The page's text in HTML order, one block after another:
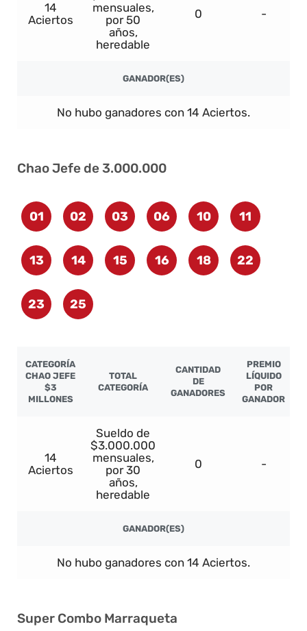
14
Aciertos
mensuales,
por 50
años,
heredable
0 -
GANADOR(ES)
No hubo ganadores con 14 Aciertos.
Chao Jefe de 3.000.000
01 02 03 06 10 11
13 14 15 16 18 22
23 25
CATEGORÍA
CHAO JEFE
$3
MILLONES
TOTAL
CATEGORÍA
CANTIDAD
DE
GANADORES
PREMIO
LÍQUIDO
POR
GANADOR
14
Aciertos
Sueldo de
$3.000.000
mensuales,
por 30
años,
heredable
0 -
GANADOR(ES)
No hubo ganadores con 14 Aciertos.
Super Combo Marraqueta